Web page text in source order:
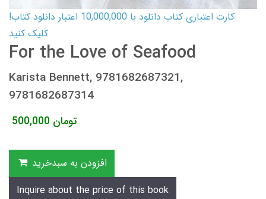
کارت اعتباری کتاب دانلود با 10,000,000 اعتبار دانلود کتاب!
کلیک کنید
For the Love of Seafood
Karista Bennett, 9781682687321,
9781682687314
500,000 تومان
افزودن به سبدخرید
Inquire about the price of this book